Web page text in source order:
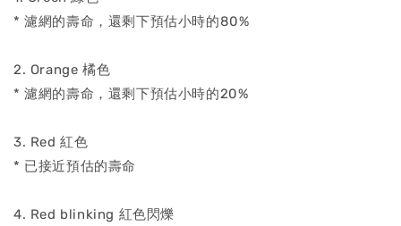
* 濾網的壽命，還剩下預估小時的80%
2. Orange 橘色
* 濾網的壽命，還剩下預估小時的20%
3. Red 紅色
* 已接近預估的壽命
4. Red blinking 紅色閃爍